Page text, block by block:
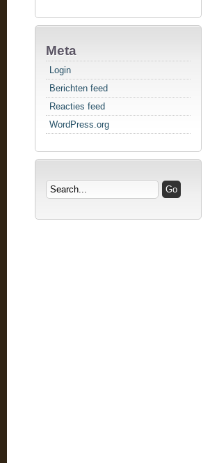
Meta
Login
Berichten feed
Reacties feed
WordPress.org